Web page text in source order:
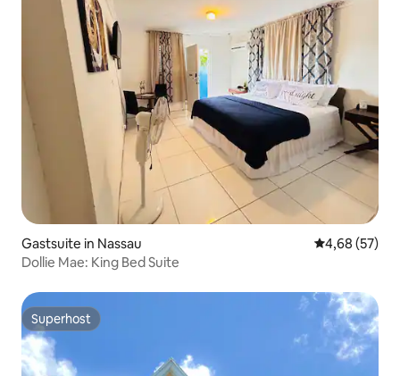
Gastsuite in Nassau Gemiddelde
4,68 (57)
Dollie Mae: King Bed Suite
Superhost
Superhost